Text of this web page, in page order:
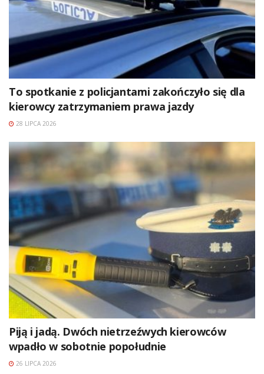
To spotkanie z policjantami zakończyło się dla
kierowcy zatrzymaniem prawa jazdy
28 LIPCA 2026
Piją i jadą. Dwóch nietrzeźwych kierowców
wpadło w sobotnie popołudnie
26 LIPCA 2026